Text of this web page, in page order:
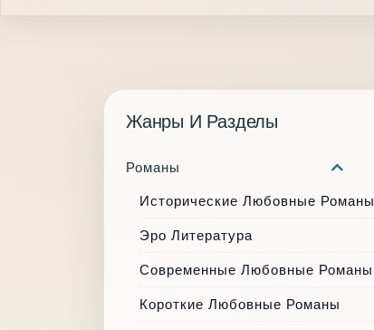
Жанры И Разделы
Романы
Исторические Любовные Романы
Эро Литература
Современные Любовные Романы
Короткие Любовные Романы